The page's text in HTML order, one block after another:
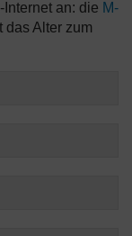
an: die M-
das Alter zum